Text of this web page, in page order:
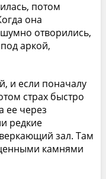
потом
она
отворились,
аркой,
и если поначалу
страх быстро
ее через
редкие
зал. Там
камнями